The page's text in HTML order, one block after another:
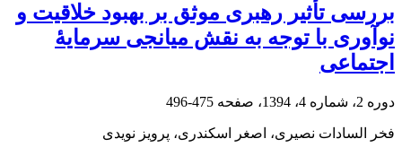
بررسی تأثیر رهبری موثق بر بهبود خلاقیت و
نوآوری با توجه به نقش میانجی سرمایۀ
اجتماعی
دوره 2، شماره 4، 1394، صفحه 475-496
فخر السادات نصیری، اصغر اسکندری، پرویز نویدی